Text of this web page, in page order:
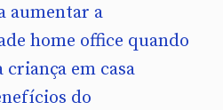
aumentar a
home office quando
criança em casa
do